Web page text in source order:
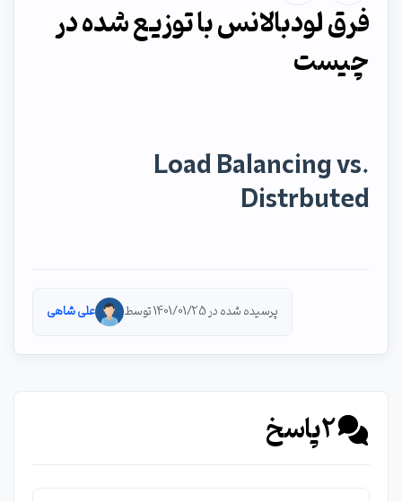
فرق لودبالانس با توزیع شده در
چیست
Load Balancing vs.
Distrbuted
پرسیده شده در 1401/01/25 توسط علی شاهی
2پاسخ